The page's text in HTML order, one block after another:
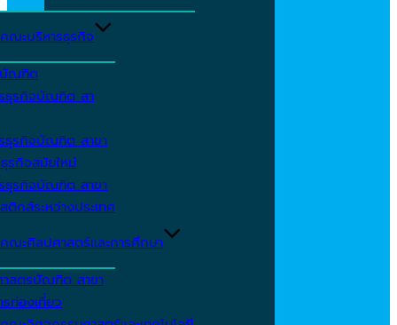
คณะบริหารธุรกิจ
ณฑิต
ธุรกิจบัณฑิต สา
ธุรกิจบัณฑิต สาขา
รกิจสมัยใหม่
ธุรกิจบัณฑิต สาขา
ติกส์ระหว่างประเทศ
คณะศิลปศาสตร์และการศึกษา
สตรบัณฑิต สาขา
ท่องเที่ยว